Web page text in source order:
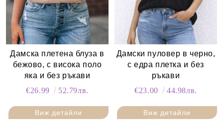
Дамска плетена блуза в
бежово, с висока поло
яка и без ръкави
€26.99
52.79лв.
Виж детайли
Дамски пуловер в черно,
с едра плетка и без
ръкави
€23.00
44.98лв.
Виж детайли